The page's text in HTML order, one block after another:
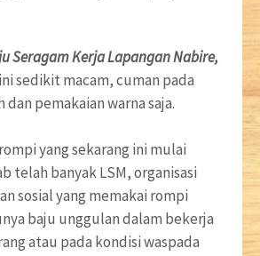
Seragam Kerja Lapangan Nabire,
sedikit macam, cuman pada
dan pemakaian warna saja.
yang sekarang ini mulai
telah banyak LSM, organisasi
sosial yang memakai rompi
baju unggulan dalam bekerja
atau pada kondisi waspada